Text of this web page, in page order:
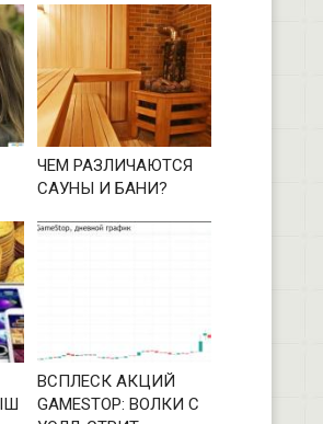
ЧЕМ РАЗЛИЧАЮТСЯ
САУНЫ И БАНИ?
ВСПЛЕСК АКЦИЙ
GAMESTOP: ВОЛКИ С